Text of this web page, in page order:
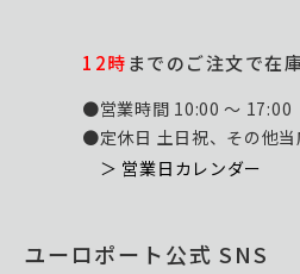
12時までのご注文で在
●営業時間 10:00 ～ 17:00
●定休日 土日祝、その他当
＞ 営業日カレンダー
ユーロポート公式 SNS